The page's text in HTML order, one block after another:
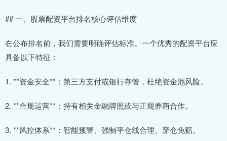
## 一、股票配资平台排名核心评估维度
在公布排名前，我们需要明确评估标准。一个优秀的配资平台应
具备以下特征：
1. **资金安全**：第三方支付或银行存管，杜绝资金池风险。
2. **合规运营**：持有相关金融牌照或与正规券商合作。
3. **风控体系**：智能预警、强制平仓线合理、穿仓免赔。